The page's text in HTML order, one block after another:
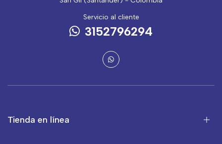
Servicio al cliente
3152796294
Tienda en línea